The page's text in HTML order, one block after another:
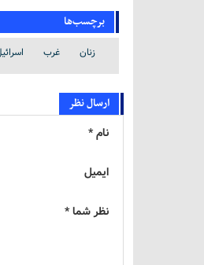
برچسب‌ها
زنان غرب
ارسال نظر
نام *
ایمیل
نظر شما *